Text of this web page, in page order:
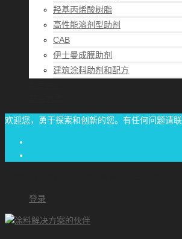
羟基丙烯酸树脂
高性能溶剂型助剂
CAB
伊士曼成膜助剂
建筑涂料助剂和配方
欢迎您，勇于探索和创新的您。有任何问题请
登录